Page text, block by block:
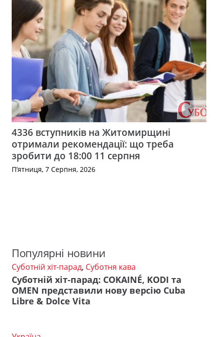
4336 вступників на Житомирщині
отримали рекомендації: що треба
зробити до 18:00 11 серпня
П’ятниця, 7 Серпня, 2026
Популярні новини
Суботній хіт-парад, Суботня кава
Суботній хіт-парад: COKAINÉ, KODI та
OMEN представили нову версію Cuba
Libre & Dolce Vita